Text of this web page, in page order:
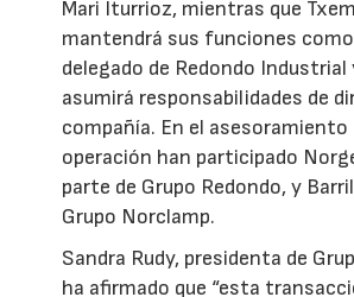
Mari Iturrioz, mientras que
mantendrá sus funciones
delegado de Redondo Industrial
asumirá responsabilidades de
compañía. En el asesoramiento
operación han participado
parte de Grupo Redondo, y
Grupo Norclamp.
Sandra Rudy, presidenta de
ha afirmado que “esta